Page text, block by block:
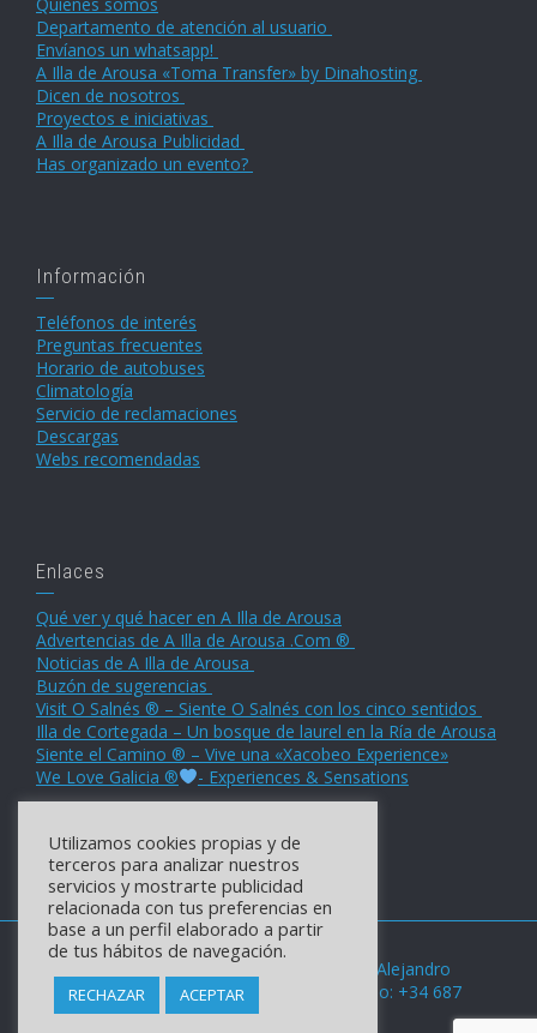
Departamento de atención al usuario
Envíanos un whatsapp!
A Illa de Arousa «Toma Transfer» by Dinahosting
Dicen de nosotros
Proyectos e iniciativas
A Illa de Arousa Publicidad
Has organizado un evento?
Información
Teléfonos de interés
Preguntas frecuentes
Horario de autobuses
Climatología
Servicio de reclamaciones
Descargas
Webs recomendadas
Enlaces
Qué ver y qué hacer en A Illa de Arousa
Advertencias de A Illa de Arousa .Com ®
Noticias de A Illa de Arousa
Buzón de sugerencias
Visit O Salnés ® – Siente O Salnés con los cinco sentidos
Illa de Cortegada – Un bosque de laurel en la Ría de Arousa
Siente el Camino ® – Vive una «Xacobeo Experience»
We Love Galicia ®
- Experiences & Sensations
© 2006 - 2025 - A Illa de Arousa .Com ® by Alejandro
Moreira | Web Designer - Atención al usuario: +34 687
461 104
Utilizamos cookies propias y de
terceros para analizar nuestros
servicios y mostrarte publicidad
relacionada con tus preferencias en
base a un perfil elaborado a partir
de tus hábitos de navegación.
RECHAZAR ACEPTAR